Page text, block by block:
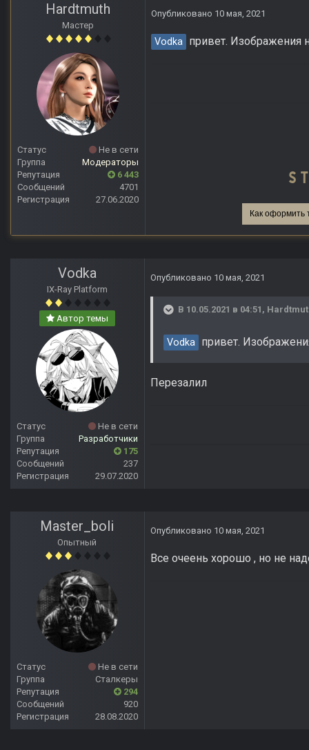
Hardtmuth
Мастер
Статус
Не в сети
Группа
Модераторы
Репутация
6 443
Сообщений
4701
Регистрация
27.06.2020
Опубликовано 10 мая, 2021
Vodka привет. Изображения
Как оформить
Vodka
IX-Ray Platform
Автор темы
Статус
Не в сети
Группа
Разработчики
Репутация
175
Сообщений
237
Регистрация
29.07.2020
Опубликовано 10 мая, 2021
В 10.05.2021 в 04:51,
Vodka привет.
Перезалил
Master_boli
Опытный
Статус
Не в сети
Группа
Сталкеры
Репутация
294
Сообщений
920
Регистрация
28.08.2020
Опубликовано 10 мая, 2021
Все очеень хорошо , но не